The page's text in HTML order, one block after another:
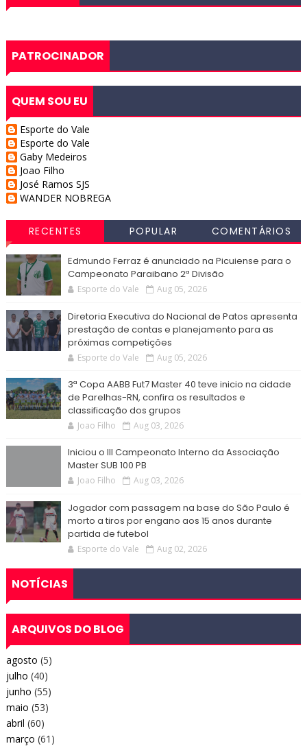
PATROCINADOR
QUEM SOU EU
Esporte do Vale
Esporte do Vale
Gaby Medeiros
Joao Filho
José Ramos SJS
WANDER NOBREGA
RECENTES POPULAR COMENTÁRIOS
Edmundo Ferraz é anunciado na Picuiense para o
Campeonato Paraibano 2ª Divisão
Esporte do Vale Aug 05, 2026
Diretoria Executiva do Nacional de Patos apresenta
prestação de contas e planejamento para as
próximas competições
Esporte do Vale Aug 05, 2026
3ª Copa AABB Fut7 Master 40 teve inicio na cidade
de Parelhas-RN, confira os resultados e
classificação dos grupos
Joao Filho Aug 03, 2026
Iniciou o III Campeonato Interno da Associação
Master SUB 100 PB
Joao Filho Aug 03, 2026
Jogador com passagem na base do São Paulo é
morto a tiros por engano aos 15 anos durante
partida de futebol
Esporte do Vale Aug 02, 2026
NOTÍCIAS
ARQUIVOS DO BLOG
agosto (5)
julho (40)
junho (55)
maio (53)
abril (60)
março (61)